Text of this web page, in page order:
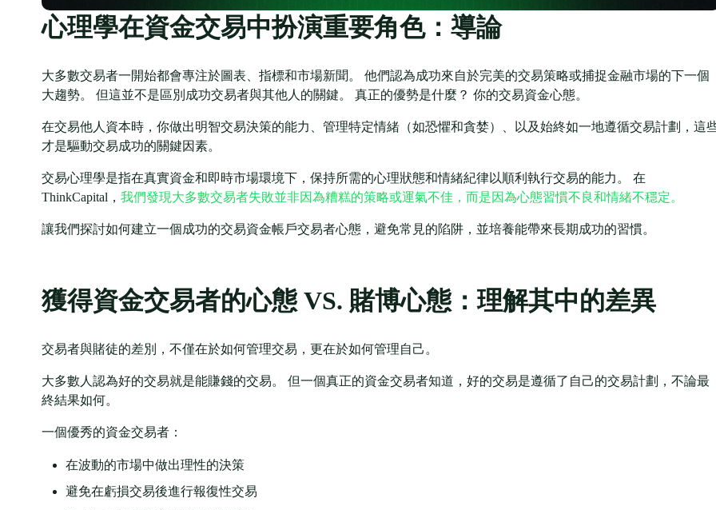
心理學在資金交易中扮演重要角色：導論
大多數交易者一開始都會專注於圖表、指標和市場新聞。 他們認為成功來自於完美的交易策略或捕捉金融市場的下一個
大趨勢。 但這並不是區別成功交易者與其他人的關鍵。 真正的優勢是什麼？ 你的交易資金心態。
在交易他人資本時，你做出明智交易決策的能力、管理特定情緒（如恐懼和貪婪）、以及始終如一地遵循交易計劃，這
才是驅動交易成功的關鍵因素。
交易心理學是指在真實資金和即時市場環境下，保持所需的心理狀態和情緒紀律以順利執行交易的能力。 在
ThinkCapital， 我們發現大多數交易者失敗並非因為糟糕的策略或運氣不佳，而是因為心態習慣不良和情緒不穩定。
讓我們探討如何建立一個成功的交易資金帳戶交易者心態，避免常見的陷阱，並培養能帶來長期成功的習慣。
獲得資金交易者的心態 VS. 賭博心態：理解其中的差異
交易者與賭徒的差別，不僅在於如何管理交易，更在於如何管理自己。
大多數人認為好的交易就是能賺錢的交易。 但一個真正的資金交易者知道，好的交易是遵循了自己的交易計劃，不論最
終結果如何。
一個優秀的資金交易者：
在波動的市場中做出理性的決策
避免在虧損交易後進行報復性交易